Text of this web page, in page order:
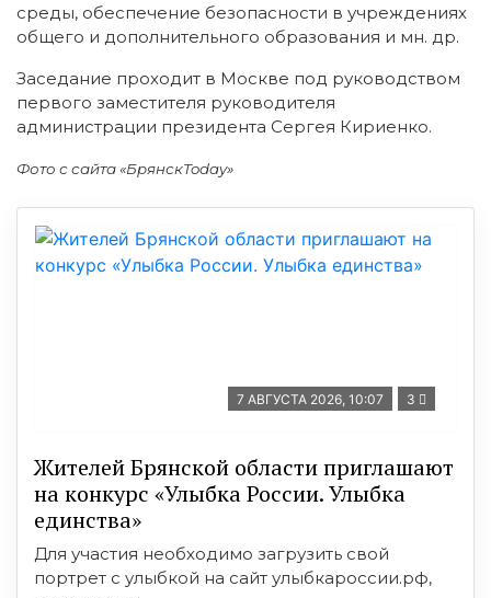
среды, обеспечение безопасности в учреждениях
общего и дополнительного образования и мн. др.
Заседание проходит в Москве под руководством
первого заместителя руководителя
администрации президента Сергея Кириенко.
Фото с сайта «БрянскToday»
7 АВГУСТА 2026, 10:07 3
Жителей Брянской области приглашают
на конкурс «Улыбка России. Улыбка
единства»
Для участия необходимо загрузить свой
портрет с улыбкой на сайт улыбкароссии.рф,